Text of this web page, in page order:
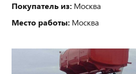
Покупатель из: Москва
Место работы: Москва